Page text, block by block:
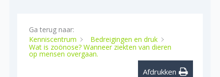
Ga terug naar:
Kenniscentrum
Bedreigingen en druk
Wat is zoönose? Wanneer ziekten van dieren
op mensen overgaan.
Afdrukken